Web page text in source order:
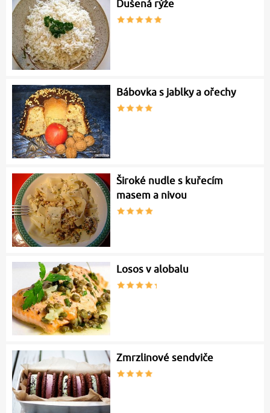
Dušená rýže
Bábovka s jablky a ořechy
Široké nudle s kuřecím
masem a nivou
Losos v alobalu
Zmrzlinové sendviče